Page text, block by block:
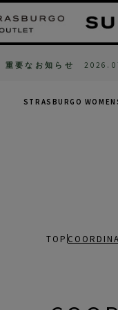
重要なお知らせ
STRASBURGO
TOP